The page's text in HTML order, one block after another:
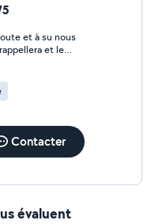
et à su nous
et le
Contacter
évaluent